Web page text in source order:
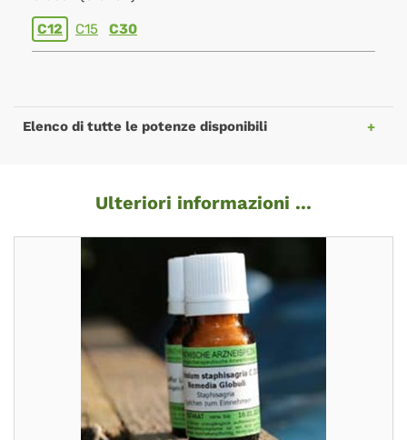
C12 C15 C30
Elenco di tutte le potenze disponibili
Ulteriori informazioni ...